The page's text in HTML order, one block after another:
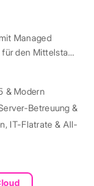
Managed
den Mittelstand
& Modern
Betreuung &
, IT-Flatrate & All-